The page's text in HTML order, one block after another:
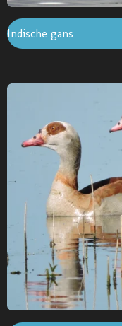
Indische gans